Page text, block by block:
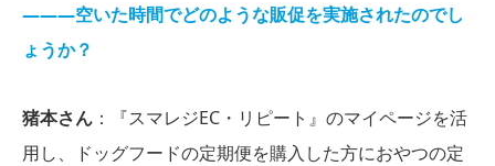
―――空いた時間でどのような販促を実施されたのでし
ょうか？
猪本さん ：『スマレジEC・リピート』のマイページを活
用し、ドッグフードの定期便を購入した方におやつの定